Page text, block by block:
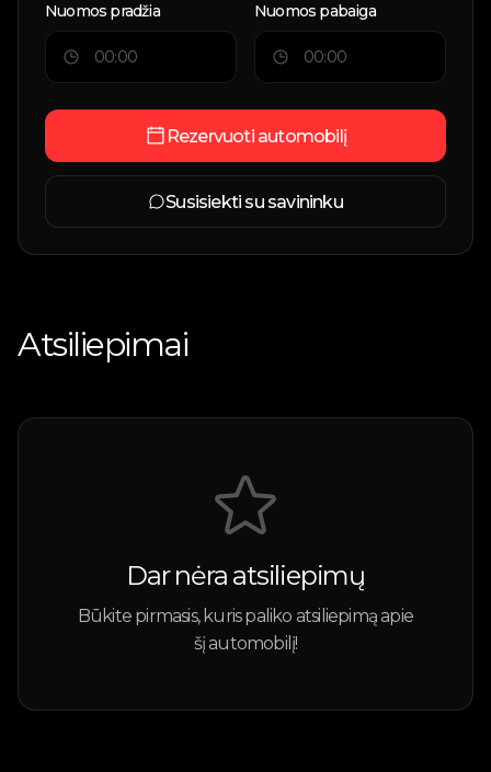
Nuomos pradžia Nuomos pabaiga
Rezervuoti automobilį
Susisiekti su savininku
Atsiliepimai
Dar nėra atsiliepimų
Būkite pirmasis, kuris paliko atsiliepimą apie
šį automobilį!